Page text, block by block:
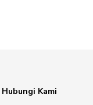
Hubungi Kami